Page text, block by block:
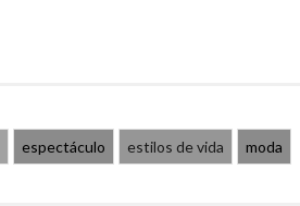
espectáculo estilos de vida moda